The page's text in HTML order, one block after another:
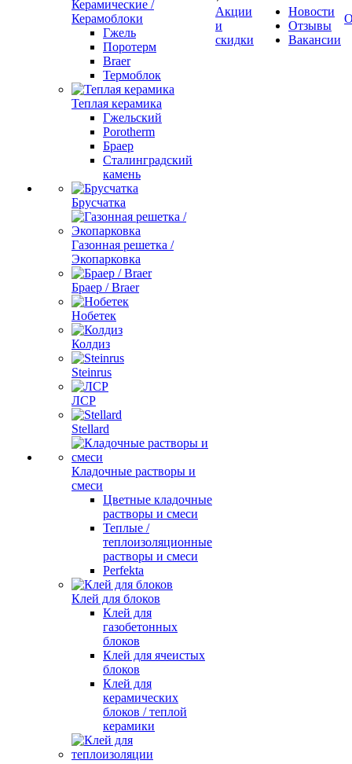
Керамические /
Керамоблоки
Гжель
Поротерм
Braer
Термоблок
Теплая керамика
Гжельский
Porotherm
Браер
Сталинградский
камень
Брусчатка
Газонная решетка /
Экопарковка
Браер / Braer
Нобетек
Колдиз
Steinrus
ЛСР
Stellard
Кладочные растворы и
смеси
Цветные кладочные
растворы и смеси
Теплые /
теплоизоляционные
растворы и смеси
Perfekta
Клей для блоков
Клей для
газобетонных
блоков
Клей для ячеистых
блоков
Клей для
керамических
блоков / теплой
керамики
Акции
и
скидки
Новости
Отзывы
Вакансии